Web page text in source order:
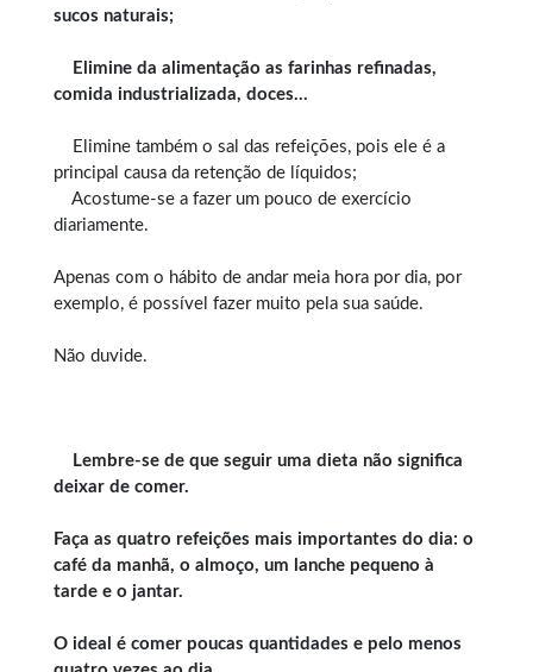
sucos naturais;
Elimine da alimentação as farinhas refinadas,
comida industrializada, doces…
Elimine também o sal das refeições, pois ele é a
principal causa da retenção de líquidos;
Acostume-se a fazer um pouco de exercício
diariamente.
Apenas com o hábito de andar meia hora por dia, por
exemplo, é possível fazer muito pela sua saúde.
Não duvide.
Lembre-se de que seguir uma dieta não significa
deixar de comer.
Faça as quatro refeições mais importantes do dia: o
café da manhã, o almoço, um lanche pequeno à
tarde e o jantar.
O ideal é comer poucas quantidades e pelo menos